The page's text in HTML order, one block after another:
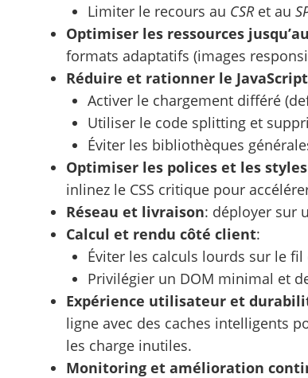
Limiter le recours au CSRet au
Optimiser les ressources
formats adaptatifs (images
Réduire et rationner le JavaScript
Activer le chargement différé
Utiliser le code splitting et
Éviter les bibliothèques
Optimiser les polices et les styles
inlinez le CSS critique pour
Réseau et livraison: déployer sur
Calcul et rendu côté client:
Éviter les calculs lourds sur le
Privilégier un DOM minimal et
Expérience utilisateur et
ligne avec des caches intelligents
les charge inutiles.
Monitoring et amélioration